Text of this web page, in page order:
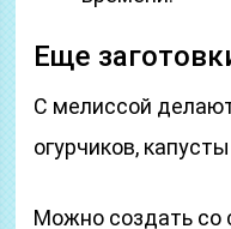
Еще
С мелиссой
огурчиков,
Можно создать со